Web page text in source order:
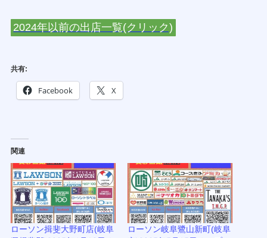
2024年以前の出店一覧(クリック)
共有:
Facebook X
関連
ローソン揖斐大野町店(岐阜
ローソン岐阜鷺山新町(岐阜